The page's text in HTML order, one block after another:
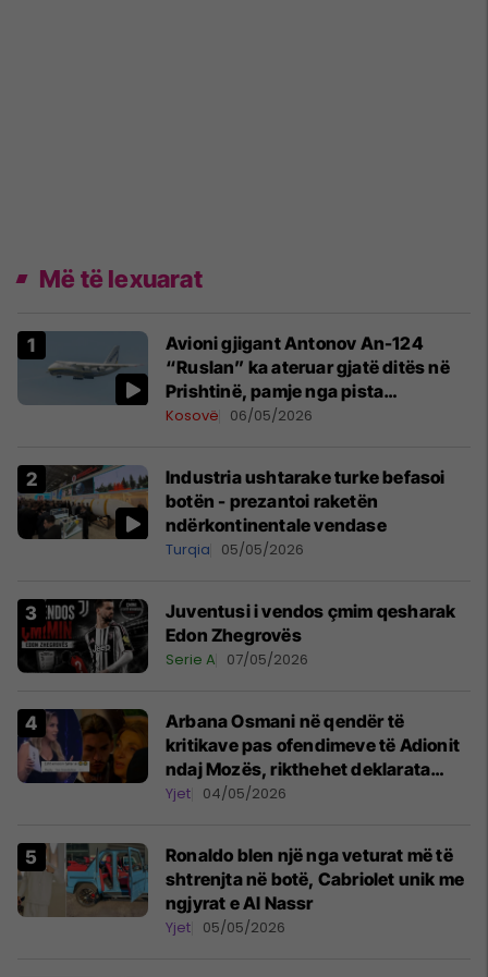
Më të lexuarat
Avioni gjigant Antonov An-124
“Ruslan” ka ateruar gjatë ditës në
Prishtinë, pamje nga pista
publikohen edhe në rrjete sociale
Kosovë 06/05/2026
Industria ushtarake turke befasoi
botën - prezantoi raketën
ndërkontinentale vendase
Turqia 05/05/2026
Juventusi i vendos çmim qesharak
Edon Zhegrovës
Serie A 07/05/2026
Arbana Osmani në qendër të
kritikave pas ofendimeve të Adionit
ndaj Mozës, rikthehet deklarata
‘Është emision tjetër ai’
Yjet 04/05/2026
Ronaldo blen një nga veturat më të
shtrenjta në botë, Cabriolet unik me
ngjyrat e Al Nassr
Yjet 05/05/2026